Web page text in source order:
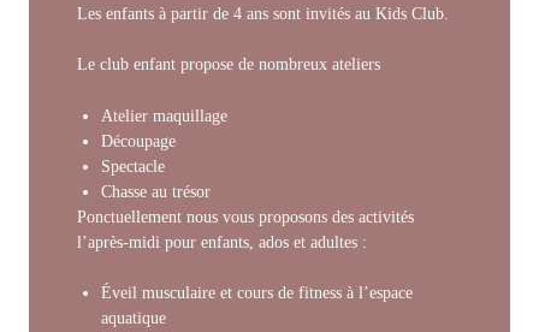
Les enfants à partir de 4 ans sont invités au Kids Club.
Le club enfant propose de nombreux ateliers
Atelier maquillage
Découpage
Spectacle
Chasse au trésor
Ponctuellement nous vous proposons des activités
l’après-midi pour enfants, ados et adultes :
Éveil musculaire et cours de fitness à l’espace
aquatique